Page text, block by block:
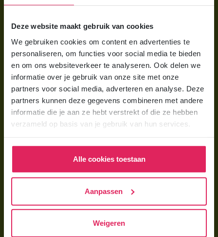
Deze website maakt gebruik van cookies
We gebruiken cookies om content en advertenties te
personaliseren, om functies voor social media te bieden
en om ons websiteverkeer te analyseren. Ook delen we
informatie over je gebruik van onze site met onze
partners voor social media, adverteren en analyse. Deze
partners kunnen deze gegevens combineren met andere
informatie die je aan ze hebt verstrekt of die ze hebben
verzameld op basis van je gebruik van hun services.
Alle cookies toestaan
Aanpassen
Weigeren
Aanmelden bij 4Kids
Brochure aanvragen
Berekening maken
Voor ouders
Wat is gastouderopvang?
Voor gastouders
Gastouder worden bij 4Kids
Hoe vind ik gastkinderen?